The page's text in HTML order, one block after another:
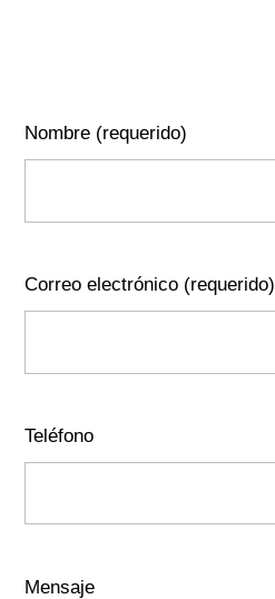
Nombre (requerido)
Correo electrónico (requerido)
Teléfono
Mensaje